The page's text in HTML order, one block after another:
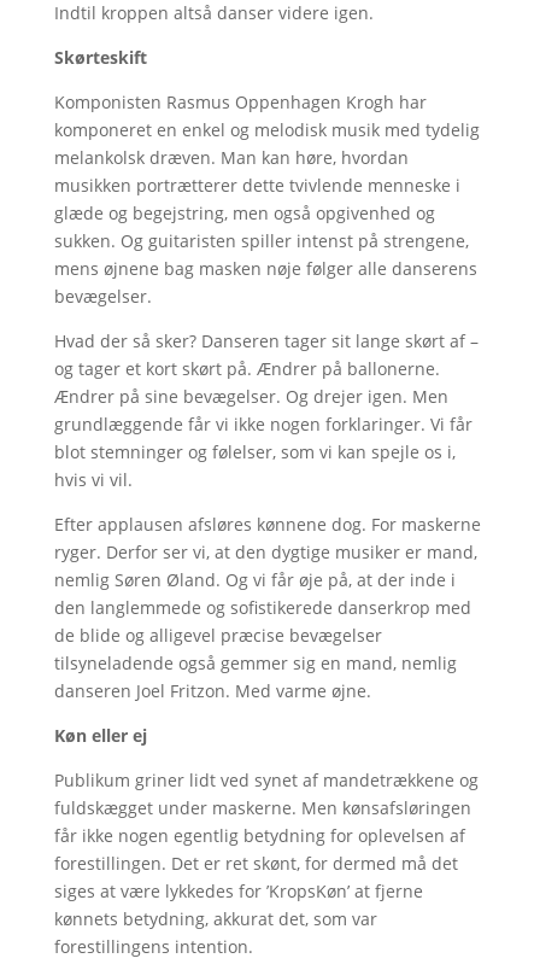
Indtil kroppen altså danser videre igen.
Skørteskift
Komponisten Rasmus Oppenhagen Krogh har
komponeret en enkel og melodisk musik med tydelig
melankolsk dræven. Man kan høre, hvordan
musikken portrætterer dette tvivlende menneske i
glæde og begejstring, men også opgivenhed og
sukken. Og guitaristen spiller intenst på strengene,
mens øjnene bag masken nøje følger alle danserens
bevægelser.
Hvad der så sker? Danseren tager sit lange skørt af –
og tager et kort skørt på. Ændrer på ballonerne.
Ændrer på sine bevægelser. Og drejer igen. Men
grundlæggende får vi ikke nogen forklaringer. Vi får
blot stemninger og følelser, som vi kan spejle os i,
hvis vi vil.
Efter applausen afsløres kønnene dog. For maskerne
ryger. Derfor ser vi, at den dygtige musiker er mand,
nemlig Søren Øland. Og vi får øje på, at der inde i
den langlemmede og sofistikerede danserkrop med
de blide og alligevel præcise bevægelser
tilsyneladende også gemmer sig en mand, nemlig
danseren Joel Fritzon. Med varme øjne.
Køn eller ej
Publikum griner lidt ved synet af mandetrækkene og
fuldskægget under maskerne. Men kønsafsløringen
får ikke nogen egentlig betydning for oplevelsen af
forestillingen. Det er ret skønt, for dermed må det
siges at være lykkedes for ’KropsKøn’ at fjerne
kønnets betydning, akkurat det, som var
forestillingens intention.